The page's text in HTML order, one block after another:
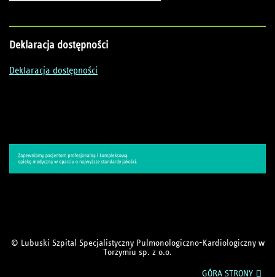
Deklaracja dostępności
Deklaracja dostępności
© Lubuski Szpital Specjalistyczny Pulmonologiczno-Kardiologiczny w
Torzymiu sp. z o.o.
GÓRA STRONY